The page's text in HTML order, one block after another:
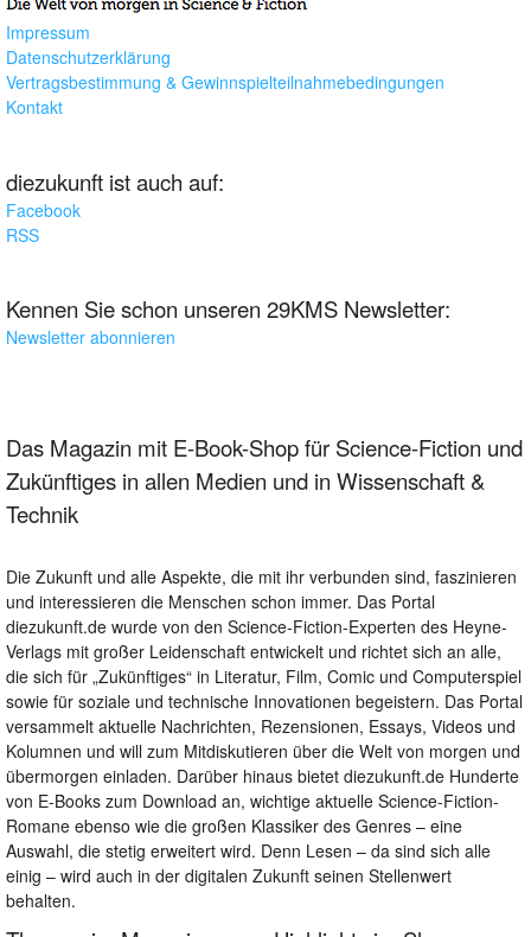
Impressum
Datenschutzerklärung
Vertragsbestimmung & Gewinnspielteilnahmebedingungen
Kontakt
diezukunft ist auch auf:
Facebook
RSS
Kennen Sie schon unseren 29KMS Newsletter:
Newsletter abonnieren
Das Magazin mit E-Book-Shop für Science-Fiction und
Zukünftiges in allen Medien und in Wissenschaft &
Technik
Die Zukunft und alle Aspekte, die mit ihr verbunden sind, faszinieren
und interessieren die Menschen schon immer. Das Portal
diezukunft.de wurde von den Science-Fiction-Experten des Heyne-
Verlags mit großer Leidenschaft entwickelt und richtet sich an alle,
die sich für „Zukünftiges“ in Literatur, Film, Comic und Computerspiel
sowie für soziale und technische Innovationen begeistern. Das Portal
versammelt aktuelle Nachrichten, Rezensionen, Essays, Videos und
Kolumnen und will zum Mitdiskutieren über die Welt von morgen und
übermorgen einladen. Darüber hinaus bietet diezukunft.de Hunderte
von E-Books zum Download an, wichtige aktuelle Science-Fiction-
Romane ebenso wie die großen Klassiker des Genres – eine
Auswahl, die stetig erweitert wird. Denn Lesen – da sind sich alle
einig – wird auch in der digitalen Zukunft seinen Stellenwert
behalten.